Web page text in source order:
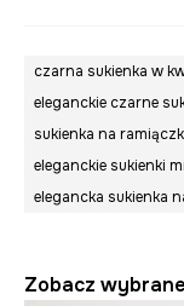
czarna sukienka w
eleganckie czarne
sukienka na
eleganckie sukienki
elegancka sukienka
Zobacz